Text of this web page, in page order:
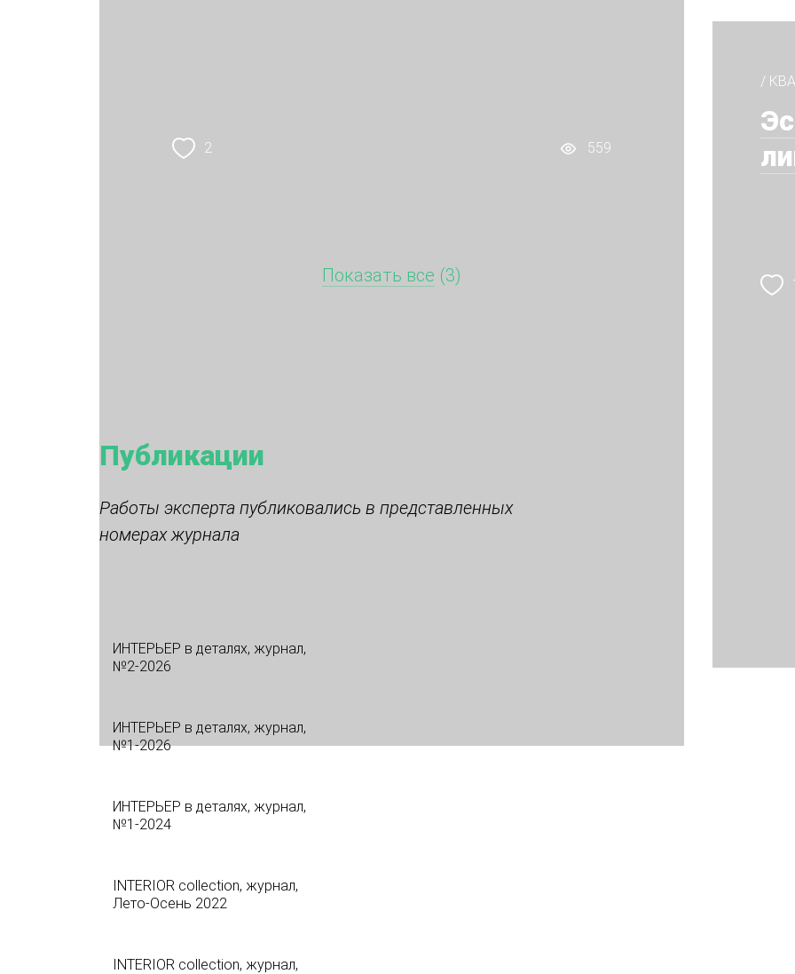
2 559
Показать все (3)
/
Публикации
Работы эксперта публиковались в представленных
номерах журнала
ИНТЕРЬЕР в деталях, журнал,
№2-2026
ИНТЕРЬЕР в деталях, журнал,
№1-2026
ИНТЕРЬЕР в деталях, журнал,
№1-2024
INTERIOR collection, журнал,
Лето-Осень 2022
INTERIOR collection, журнал,